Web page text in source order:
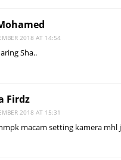
2018 AT 14:54
Sha..
Firdz
2018 AT 15:31
macam setting kamera mhl